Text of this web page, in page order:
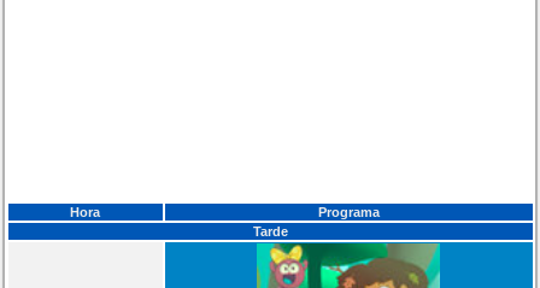
Hora
Programa
Tarde